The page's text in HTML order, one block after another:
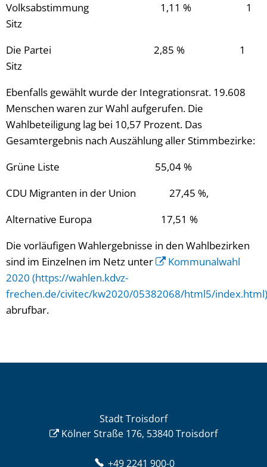
Volksabstimmung 1,11 % 1
Sitz
Die Partei 2,85 % 1
Sitz
Ebenfalls gewählt wurde der Integrationsrat. 19.608
Menschen waren zur Wahl aufgerufen. Die
Wahlbeteiligung lag bei 10,57 Prozent. Das
Gesamtergebnis nach Auszählung aller Stimmbezirke:
Grüne Liste 55,04 %
CDU Migranten in der Union 27,45 %,
Alternative Europa 17,51 %
Die vorläufigen Wahlergebnisse in den Wahlbezirken
sind im Einzelnen im Netz unter
Kommunalwahl
2020 (https://wahlen.kdvz-
frechen.de/civitec/kw2020/05382068/html5/index.html)
abrufbar.
Stadt Troisdorf
Kölner Straße 176, 53840 Troisdorf
+49 2241 900-0